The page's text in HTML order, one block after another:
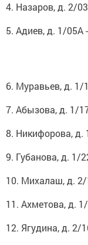
4. Назаров, д. 2/
5. Адиев, д. 1/05А
6. Муравьев, д. 1/
7. Абызова, д. 1/
8. Никифорова, д.
9. Губанова, д. 1/
10. Михалаш, д.
11. Ахметова, д.
12. Ягудина, д. 2/